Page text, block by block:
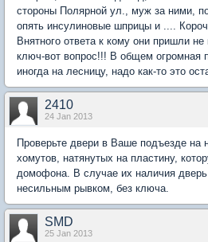
стороны Полярной ул., муж за ними,
опять инсулиновые шприцы и ....
Внятного ответа к кому они пришли
ключ-вот вопрос!!! В общем огромная
иногда на лесницу, надо как-то это
2410
24 Jan 2013
Проверьте двери в Ваше подъезде на
хомутов, натянутых на пластину,
домофона. В случае их наличия дверь
несильным рывком, без ключа.
SMD
25 Jan 2013